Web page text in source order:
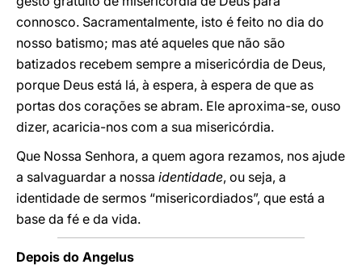
connosco. Sacramentalmente, isto é feito no dia do
nosso batismo; mas até aqueles que não são
batizados recebem sempre a misericórdia de Deus,
porque Deus está lá, à espera, à espera de que as
portas dos corações se abram. Ele aproxima-se, ouso
dizer, acaricia-nos com a sua misericórdia.
Que Nossa Senhora, a quem agora rezamos, nos ajude
a salvaguardar a nossa identidade, ou seja, a
identidade de sermos “misericordiados”, que está a
base da fé e da vida.
Depois do Angelus